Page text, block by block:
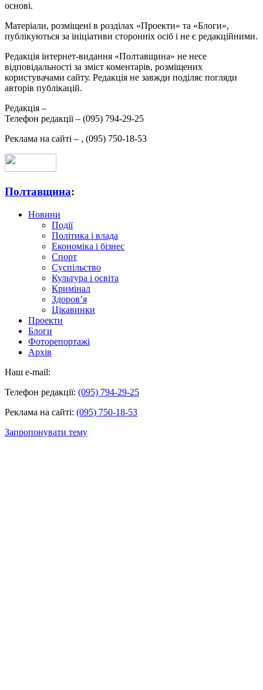
основі.
Матеріали, розміщені в розділах «Проекти» та «Блоги»,
публікуються за ініціативи сторонніх осіб і не є редакційними.
Редакція інтернет-видання «Полтавщина» не несе
відповідальності за зміст коментарів, розміщених
користувачами сайту. Редакція не завжди поділяє погляди
авторів публікацій.
Редакція –
Телефон редакції – (095) 794-29-25
Реклама на сайті – , (095) 750-18-53
Полтавщина:
Новини
Події
Політика і влада
Економіка і бізнес
Спорт
Суспільство
Культура і освіта
Кримінал
Здоров’я
Цікавинки
Проекти
Блоги
Фоторепортажі
Архів
Наш e-mail:
Телефон редакції: (095) 794-29-25
Реклама на сайті: (095) 750-18-53
Запропонувати тему